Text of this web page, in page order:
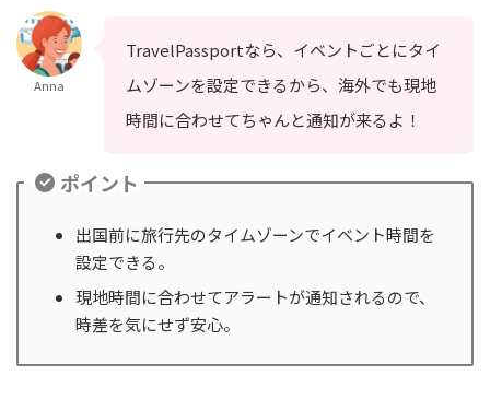
Anna
TravelPassportなら、イベントごとにタイ
ムゾーンを設定できるから、海外でも現地
時間に合わせてちゃんと通知が来るよ！
ポイント
出国前に旅行先のタイムゾーンでイベント時間を
設定できる。
現地時間に合わせてアラートが通知されるので、
時差を気にせず安心。